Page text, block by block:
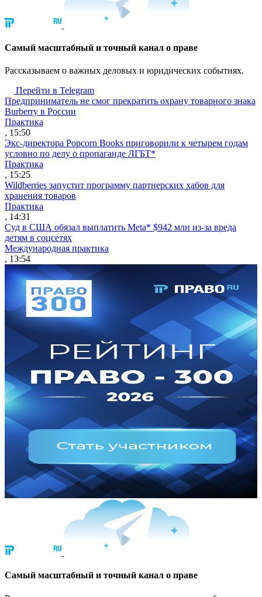
Cамый масштабный и точный канал о праве
Рассказываем о важных деловых и юридических событиях.
Перейти в Telegram
Предприниматель не смог прекратить охрану товарного знака
Burberry в России
Практика
, 15:50
Экс-директора Popcorn Books приговорили к четырем годам
условно по делу о пропаганде ЛГБТ*
Практика
, 15:25
Wildberries запустит программу партнерских хабов для
хранения товаров
Практика
, 14:31
Суд в США обязал выплатить Meta* $942 млн из-за вреда
детям в соцсетях
Международная практика
, 13:54
Cамый масштабный и точный канал о праве